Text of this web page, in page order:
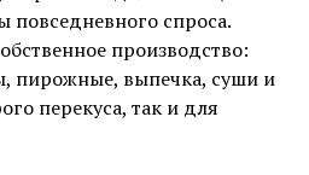
повседневного спроса.
производство:
пирожные, выпечка, суши и
перекуса, так и для